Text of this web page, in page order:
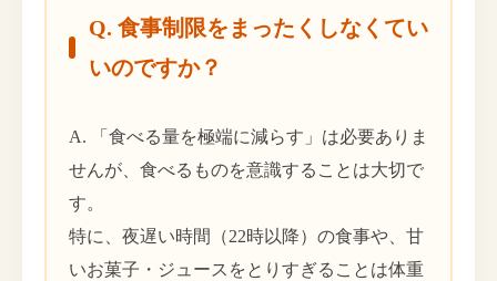
Q. 食事制限をまったくしなくてい
いのですか？
A. 「食べる量を極端に減らす」は必要ありま
せんが、食べるものを意識することは大切で
す。
特に、夜遅い時間（22時以降）の食事や、甘
いお菓子・ジュースをとりすぎることは体重